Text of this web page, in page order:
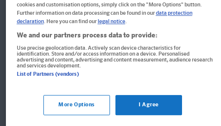
CDs und persönlichem Lernplaner
Buch & Digital
Format: 17,1 x 24,6 cm, 344 Seiten
ISBN: 978-3-12-563487-9
21,95 €
Lieferung bei Online-Bestellwert ab € 9,95
cookies and customisation options, simply click on the "More Options" button.
Further information on data processing can be found in ourdata protection
declaration. Here you can find our legal notice.
We and our partners process data to provide:
Use precise geolocation data. Actively scan device characteristics for
identification. Store and/or access information on a device. Personalised
advertising and content, advertising and content measurement, audience research
and services development.
List of Partners (vendors)
More Options I Agree